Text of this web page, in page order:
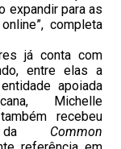
expandir para as
completa
já conta com
entre elas a
apoiada
Michelle
recebeu
da Common